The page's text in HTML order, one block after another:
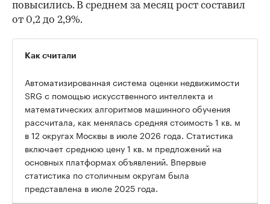
повысились. В среднем за месяц рост составил
от 0,2 до 2,9%.
Как считали
Автоматизированная система оценки недвижимости
SRG с помощью искусственного интеллекта и
математических алгоритмов машинного обучения
рассчитала, как менялась средняя стоимость 1 кв. м
в 12 округах Москвы в июле 2026 года. Статистика
включает среднюю цену 1 кв. м предложений на
основных платформах объявлений. Впервые
статистика по столичным округам была
представлена в июле 2025 года.